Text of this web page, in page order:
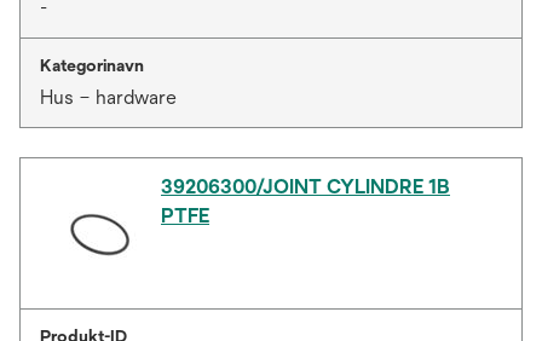
-
Kategorinavn
Hus – hardware
39206300/JOINT CYLINDRE 1B
PTFE
Produkt-ID